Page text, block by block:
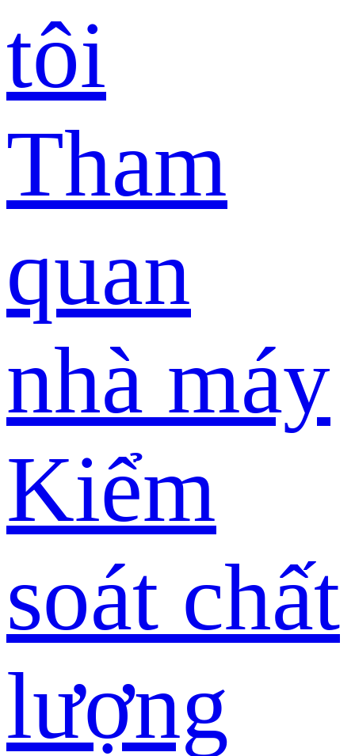
tôi
Tham
quan
nhà máy
Kiểm
soát chất
lượng